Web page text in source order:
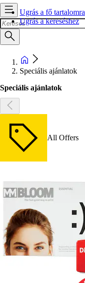
Ugrás a fő tartalomra
Ugrás a kereséshez
Speciális ajánlatok
Speciális ajánlatok
All Offers